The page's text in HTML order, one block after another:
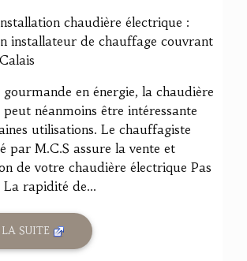
chaudière électrique :
installateur de chauffage couvrant
gourmande en énergie, la chaudière
néanmoins être intéressante
utilisations. Le chauffagiste
par M.C.S assure la vente et
de votre chaudière électrique Pas
La rapidité de...
SUITE